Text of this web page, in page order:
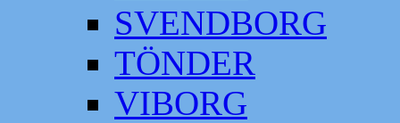
SVENDBORG
TÖNDER
VIBORG